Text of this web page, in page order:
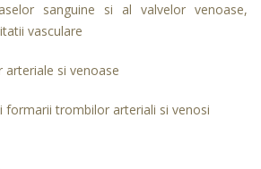
sanguine si al valvelor venoase,
vasculare
si venoase
formarii trombilor arteriali si venosi